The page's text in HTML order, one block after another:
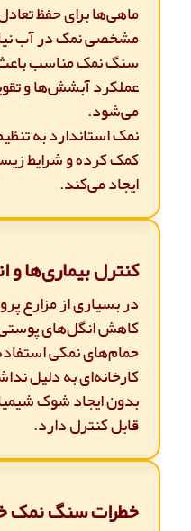
ماهی‌ها برای حفظ
مشخصی نمک در آب
سنگ نمک مناسب
عملکرد آبشش‌ها و
می‌شود.
نمک استاندارد به
کمک کرده و شرایط
ایجاد می‌کند.
کنترل بیماری‌ها و
در بسیاری از مزارع
کاهش انگل‌های
حمام‌های نمکی
کارخانه‌ای به دلیل
بدون ایجاد شوک
قابل کنترل دارد.
خطرات سنگ نمک